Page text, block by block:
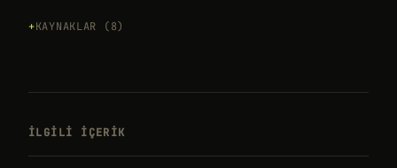
KAYNAKLAR (8)
İLGILI IÇERIK